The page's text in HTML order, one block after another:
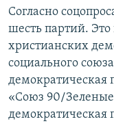
Согласно
шесть партий.
христианских
социального
демократическая
«Союз 90/
демократическая